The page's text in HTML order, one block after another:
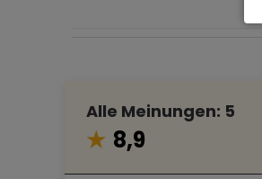
Alle Meinungen: 5
8,9